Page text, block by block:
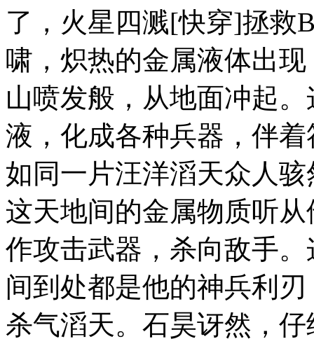
了，火星四溅[快穿]拯救
啸，炽热的金属液体出
山喷发般，从地面冲起
液，化成各种兵器，伴
如同一片汪洋滔天众人
这天地间的金属物质听
作攻击武器，杀向敌手
间到处都是他的神兵利
杀气滔天。石昊讶然，